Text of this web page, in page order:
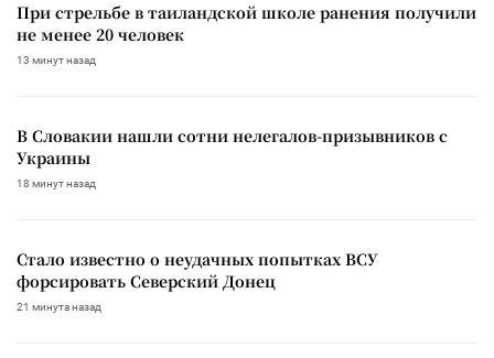
При стрельбе в таиландской школе ранения получили
не менее 20 человек
13 минут назад
В Словакии нашли сотни нелегалов-призывников с
Украины
18 минут назад
Стало известно о неудачных попытках ВСУ
форсировать Северский Донец
21 минута назад